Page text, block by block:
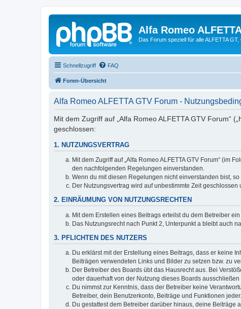
Alfa Romeo
Das Forum speziell für alle ALFETTA
Schnellzugriff FAQ
Foren-Übersicht
Alfa Romeo ALFETTA GTV Forum -
Mit dem Zugriff auf „Alfa Romeo ALFETTA GTV Forum“
geschlossen:
1. NUTZUNGSVERTRAG
Mit dem Zugriff auf „Alfa Romeo ALFETTA GTV Forum“ (im
den nachfolgenden Regelungen einverstanden.
Wenn du mit diesen Regelungen nicht einverstanden bist,
Der Nutzungsvertrag wird auf unbestimmte Zeit
2. EINRÄUMUNG VON NUTZUNGSRECHTEN
Mit dem Erstellen eines Beitrags erteilst du dem Betreiber
Das Nutzungsrecht nach Punkt 2, Unterpunkt a bleibt auch
3. PFLICHTEN DES NUTZERS
Du erklärst mit der Erstellung eines Beitrags, dass er keine
Beiträgen verwendeten Links und Bilder zu setzen bzw. zu
Der Betreiber des Boards übt das Hausrecht aus. Bei
oder dauerhaft von der Nutzung dieses Boards
Du nimmst zur Kenntnis, dass der Betreiber keine
Betreiber, dein Benutzerkonto, Beiträge und Funktionen
Du gestattest dem Betreiber darüber hinaus, deine